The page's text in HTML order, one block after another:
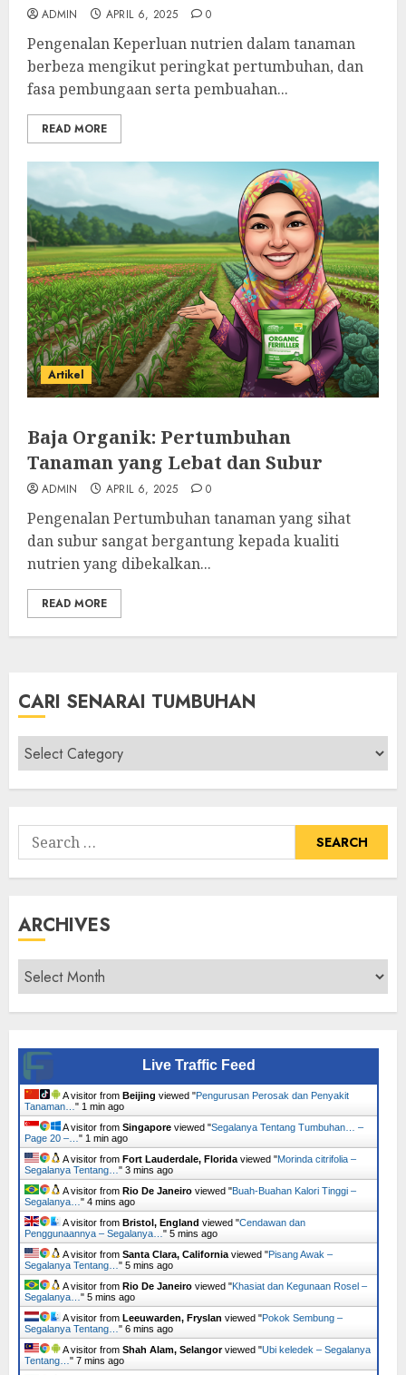
ADMIN APRIL 6, 2025 0
Pengenalan Keperluan nutrien dalam tanaman
berbeza mengikut peringkat pertumbuhan, dan
fasa pembungaan serta pembuahan...
READ MORE
Artikel
Baja Organik: Pertumbuhan
Tanaman yang Lebat dan Subur
ADMIN APRIL 6, 2025 0
Pengenalan Pertumbuhan tanaman yang sihat
dan subur sangat bergantung kepada kualiti
nutrien yang dibekalkan...
READ MORE
CARI SENARAI TUMBUHAN
Cari
Senarai
Tumbuhan
Search
for:
ARCHIVES
Archives
Live Traffic Feed
A visitor from Beijing viewed "Pengurusan Perosak dan Penyakit
Tanaman… " 1 min ago
A visitor from Singapore viewed "Segalanya Tentang Tumbuhan… –
Page 20 –… " 1 min ago
A visitor from Fort Lauderdale, Florida viewed "Morinda citrifolia –
Segalanya Tentang… " 3 mins ago
A visitor from Rio De Janeiro viewed "Buah-Buahan Kalori Tinggi –
Segalanya… " 4 mins ago
A visitor from Bristol, England viewed "Cendawan dan
Penggunaannya – Segalanya… " 5 mins ago
A visitor from Santa Clara, California viewed "Pisang Awak –
Segalanya Tentang… " 5 mins ago
A visitor from Rio De Janeiro viewed "Khasiat dan Kegunaan Rosel –
Segalanya… " 5 mins ago
A visitor from Leeuwarden, Fryslan viewed "Pokok Sembung –
Segalanya Tentang… " 6 mins ago
A visitor from Shah Alam, Selangorviewed "Ubi keledek – Segalanya
Tentang… " 7 mins ago